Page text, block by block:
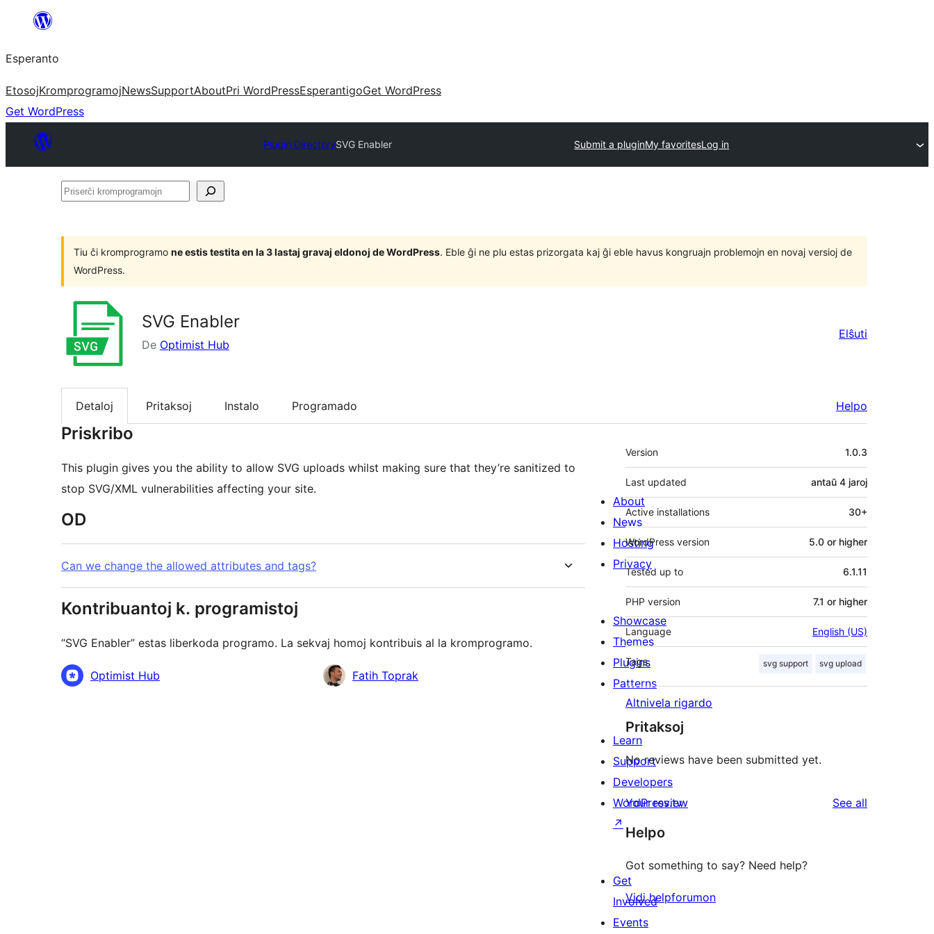
al
la
enhavo
Esperanto
EtosojKromprogramojNewsSupportAboutPri WordPressEsperantigoGet WordPress
Get WordPress
Plugin DirectorySVG Enabler Submit a pluginMy favoritesLog in
Priserĉi
Tiu ĉi kromprogramo ne estis testita en la 3 lastaj gravaj eldonoj de WordPress. Eble ĝi ne plu estas prizorgata kaj ĝi eble havus kongruajn problemojn en novaj versioj de
WordPress.
SVG Enabler
De Optimist Hub
Elŝuti
Detaloj Pritaksoj Instalo Programado Helpo
Priskribo
This plugin gives you the ability to allow SVG uploads whilst making sure that they’re sanitized to
stop SVG/XML vulnerabilities affecting your site.
OD
Can we change the allowed attributes and tags?
Kontribuantoj k. programistoj
“SVG Enabler” estas liberkoda programo. La sekvaj homoj kontribuis al la kromprogramo.
Kontribuantoj
Optimist Hub Fatih Toprak
Metadatumoj
Version 1.0.3
Last updated antaŭ 4 jaroj
Active installations 30+
WordPress version 5.0 or higher
Tested up to 6.1.11
PHP version 7.1 or higher
Language English (US)
Tags svg support svg upload
Altnivela rigardo
Pritaksoj
No reviews have been submitted yet.
Your review See all
Helpo
Got something to say? Need help?
Vidi helpforumon
About
News
Hosting
Privacy
Showcase
Themes
Plugins
Patterns
Learn
Support
Developers
WordPress.tv
↗
Get
Involved
Events